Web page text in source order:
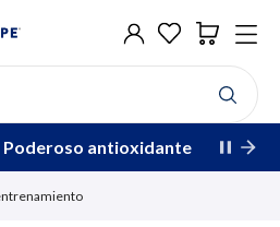
antioxidante